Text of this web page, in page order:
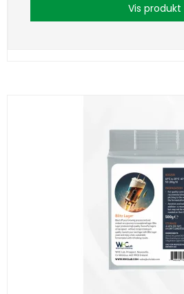
Vis produkt